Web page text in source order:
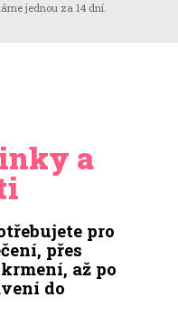
jednou za 14 dní.
a
pro
přes
až po
do